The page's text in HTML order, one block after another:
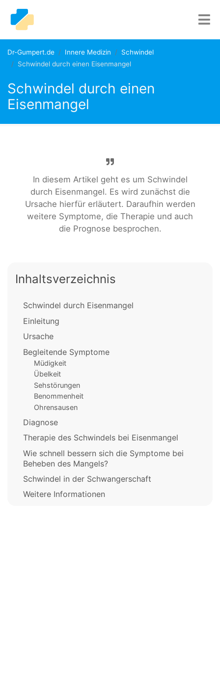
Dr-Gumpert.de Innere Medizin
Schwindel
Schwindel durch einen Eisenmangel
Schwindel durch einen
Eisenmangel
In diesem Artikel geht es um Schwindel
durch Eisenmangel. Es wird zunächst die
Ursache hierfür erläutert. Daraufhin werden
weitere Symptome, die Therapie und auch
die Prognose besprochen.
Inhaltsverzeichnis
Schwindel durch Eisenmangel
Einleitung
Ursache
Begleitende Symptome
Müdigkeit
Übelkeit
Sehstörungen
Benommenheit
Ohrensausen
Diagnose
Therapie des Schwindels bei Eisenmangel
Wie schnell bessern sich die Symptome bei
Beheben des Mangels?
Schwindel in der Schwangerschaft
Weitere Informationen